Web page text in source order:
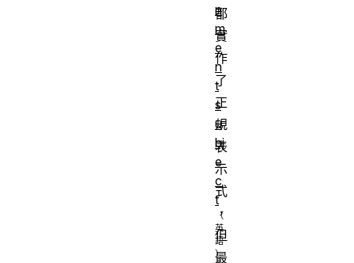
都
實
作
了
正
規
表
示
式
，
但
最
n
m
e
n
t
s
u
bj
e
c
t